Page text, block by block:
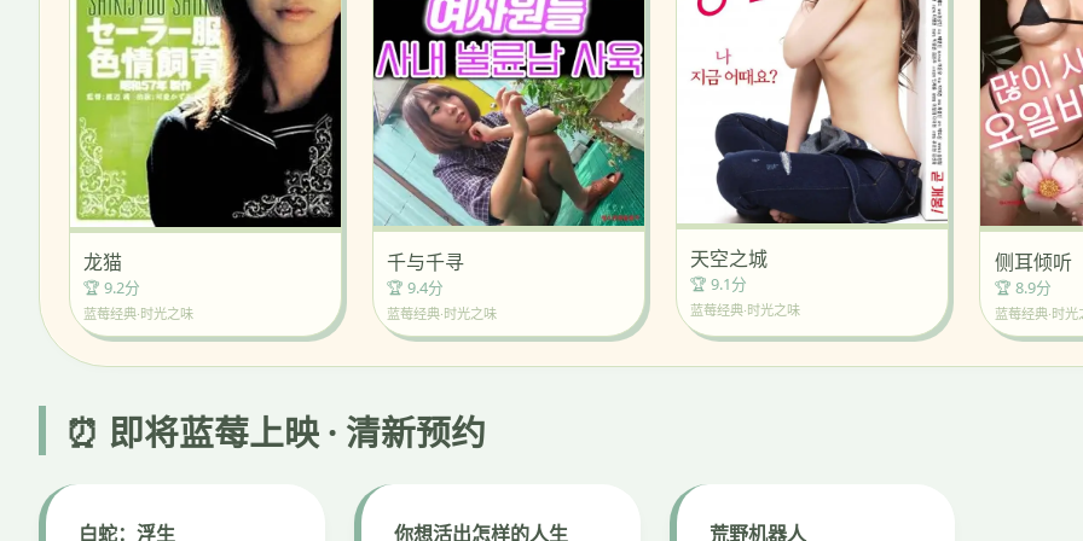
龙猫
🏆 9.2分
蓝莓经典·时光之味
千与千寻
🏆 9.4分
蓝莓经典·时光之味
天空之城
🏆 9.1分
蓝莓经典·时光之味
侧耳倾听
🏆 8.9分
蓝莓经典·时光
⏰ 即将蓝莓上映 · 清新预约
白蛇：浮生 你想活出怎样的人生 荒野机器人